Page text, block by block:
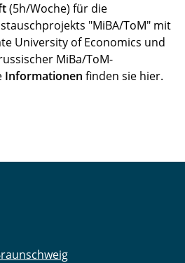
(5h/Woche) für die
"MiBA/ToM" mit
University of Economics und
MiBa/ToM-
Informationen finden sie hier.